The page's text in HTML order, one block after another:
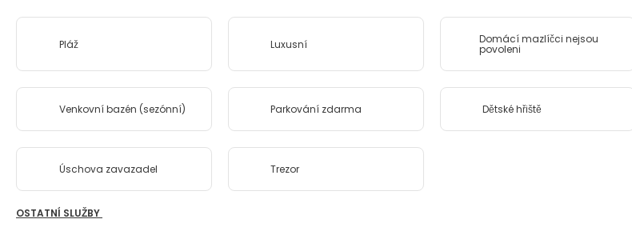
Pláž Luxusní Domácí mazlíčci nejsou
povoleni
Venkovní bazén (sezónní) Parkování zdarma Dětské hřiště
Úschova zavazadel Trezor
OSTATNÍ SLUŽBY